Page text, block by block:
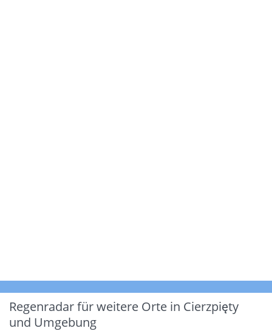
Regenradar für weitere Orte in Cierzpięty
und Umgebung